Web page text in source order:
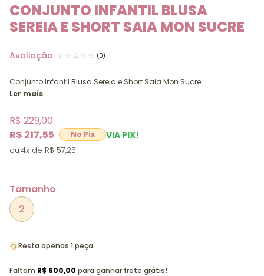
CONJUNTO INFANTIL BLUSA
SEREIA E SHORT SAIA MON SUCRE
(0)
Conjunto Infantil Blusa Sereia e Short Saia Mon Sucre
Ler mais
R$ 217,55 VIA PIX!
R$ 229,00
4x R$ 57,25
Tamanho
2
Resta apenas 1 peça
Faltam R$ 600,00 para ganhar frete grátis!